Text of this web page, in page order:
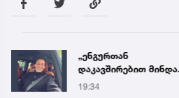
„ენგურთან
დაკავშირებით მინდა
ვთქვა...“ - გოგა მანიას
19:34